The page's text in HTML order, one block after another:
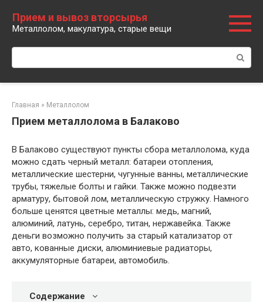
контенту
Прием и вывоз вторсырья
Металлолом, макулатура, старые вещи
Поиск:
Главная » Металлолом
Прием металлолома в Балаково
В Балаково существуют пункты сбора металлолома, куда
можно сдать черный металл: батареи отопления,
металлические шестерни, чугунные ванны, металлические
трубы, тяжелые болты и гайки. Также можно подвезти
арматуру, бытовой лом, металлическую стружку. Намного
больше ценятся цветные металлы: медь, магний,
алюминий, латунь, серебро, титан, нержавейка. Также
деньги возможно получить за старый катализатор от
авто, кованные диски, алюминиевые радиаторы,
аккумуляторные батареи, автомобиль.
Содержание